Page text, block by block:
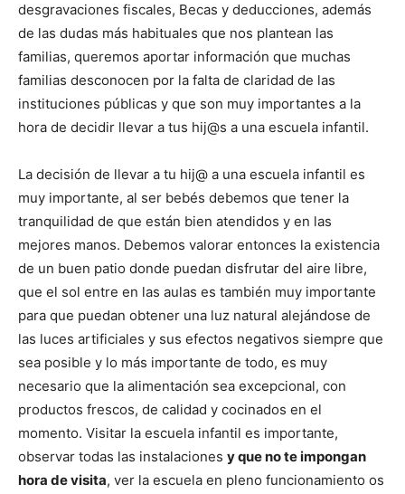
desgravaciones fiscales, Becas y deducciones, además
de las dudas más habituales que nos plantean las
familias, queremos aportar información que muchas
familias desconocen por la falta de claridad de las
instituciones públicas y que son muy importantes a la
hora de decidir llevar a tus hij@s a una escuela infantil.
La decisión de llevar a tu hij@ a una escuela infantil es
muy importante, al ser bebés debemos que tener la
tranquilidad de que están bien atendidos y en las
mejores manos. Debemos valorar entonces la existencia
de un buen patio donde puedan disfrutar del aire libre,
que el sol entre en las aulas es también muy importante
para que puedan obtener una luz natural alejándose de
las luces artificiales y sus efectos negativos siempre que
sea posible y lo más importante de todo, es muy
necesario que la alimentación sea excepcional, con
productos frescos, de calidad y cocinados en el
momento. Visitar la escuela infantil es importante,
observar todas las instalaciones y que no te impongan
hora de visita, ver la escuela en pleno funcionamiento os